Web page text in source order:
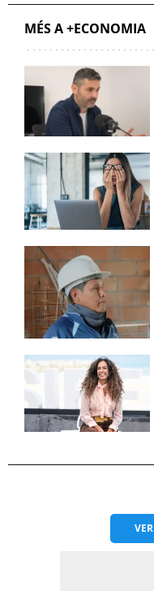
MÉS A +ECONOMIA
VER